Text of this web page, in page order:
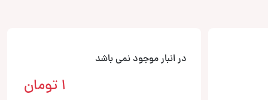
در انبار موجود نمی باشد
1 تومان